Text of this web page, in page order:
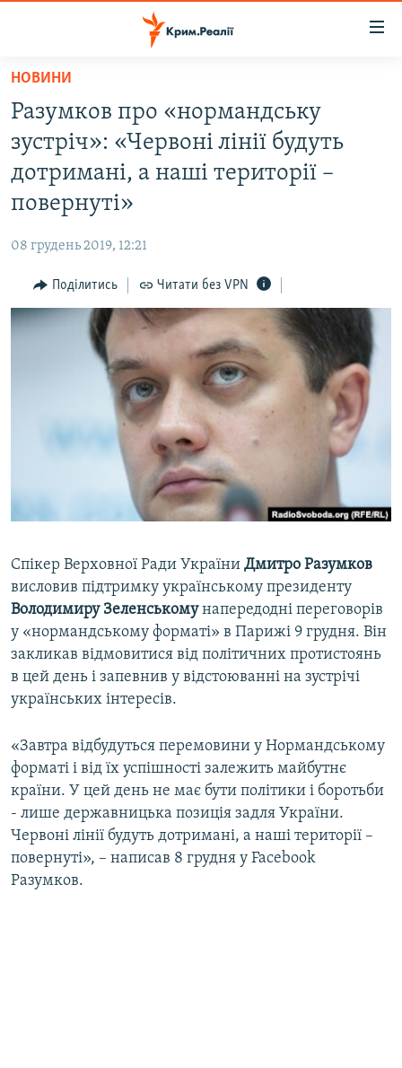
Перейти
основного
матеріалу
Перейти
до
основної
Перейти
пошуку
ВОДА.КРИМ
ВІДЕО ТА ФОТО
ПОГЛЯД
ІНТЕРВ'Ю
ВСЕ ЗА ДЕНЬ
СПЕЦПРОЕКТИ
ВІДЕОУРОКИ «ELIFBE»
СВІДЧЕННЯ ОКУПАЦІЇ
УКРАЇНСЬКА ПРОБЛЕМА КРИМУ
ЯК ОБІЙТИ БЛОКУВАННЯ
Русский
Усі сайти RFE/RL
НОВИНИ
Разумков про «нормандську
зустріч»: «Червоні лінії будуть
дотримані, а наші території –
повернуті»
08 грудень 2019, 12:21
Поділитись Читати без VPN
Спікер Верховної Ради України Дмитро Разумков
висловив підтримку українському президенту
Володимиру Зеленськомунапередодні переговорів
у «нормандському форматі» в Парижі 9 грудня. Він
закликав відмовитися від політичних протистоянь
в цей день і запевнив у відстоюванні на зустрічі
українських інтересів.
«Завтра відбудуться перемовини у Нормандському
форматі і від їх успішності залежить майбутнє
країни. У цей день не має бути політики і боротьби
- лише державницька позиція задля України.
Червоні лінії будуть дотримані, а наші території –
повернуті», – написав 8 грудня у Facebook
Разумков.